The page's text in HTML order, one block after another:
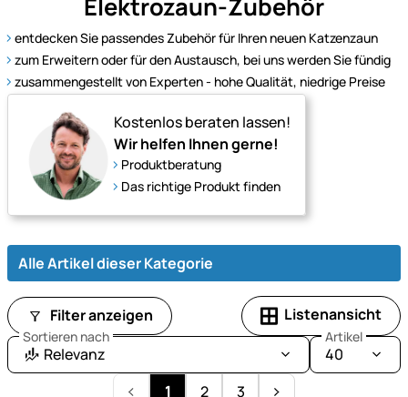
für
Katzen
–
mit
passenden
Zäunen,
Weidezaungeräten
ein
sicheres
Freilaufgehege.
Elektrozaun-Zubehör
entdecken Sie passendes Zubehör für Ihren neuen Katzenzaun
zum Erweitern oder für den Austausch, bei uns werden Sie fündig
zusammengestellt von Experten - hohe Qualität, niedrige Preise
Kostenlos beraten lassen!
Wir helfen Ihnen gerne!
Produktberatung
Das richtige Produkt finden
Alle Artikel dieser Kategorie
Filter anzeigen Listenansicht
Sortieren nach
Relevanz
Artikel
40
1
2 3